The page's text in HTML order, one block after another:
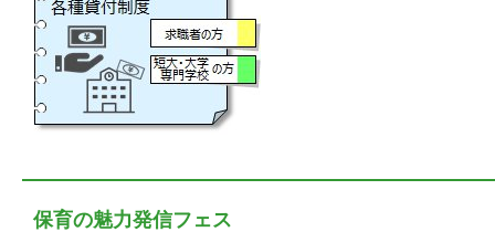
保育の魅力発信フェス